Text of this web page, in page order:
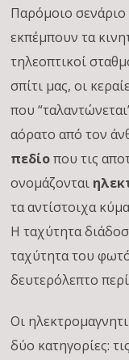
Παρόμοιο σενάριο
εκπέμπουν τα
τηλεοπτικοί
σπίτι μας, οι
που
αόρατο από τον
πεδίοπου τις
ονομάζονται
τα αντίστοιχα
Η ταχύτητα
ταχύτητα του
δευτερόλεπτο
Οι
δύο κατηγορίες: τις